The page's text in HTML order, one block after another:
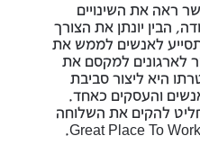
ראה את השינויים
הבין יונתן את הצורך
לאנשים לממש את
לארגונים למקסם את
היא ליצור סביבת
והעסקים כאחד.
להקים את השלוחה